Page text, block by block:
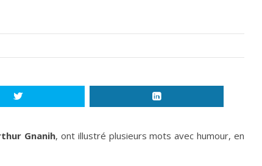
Gnanih, ont illustré plusieurs mots avec humour, en